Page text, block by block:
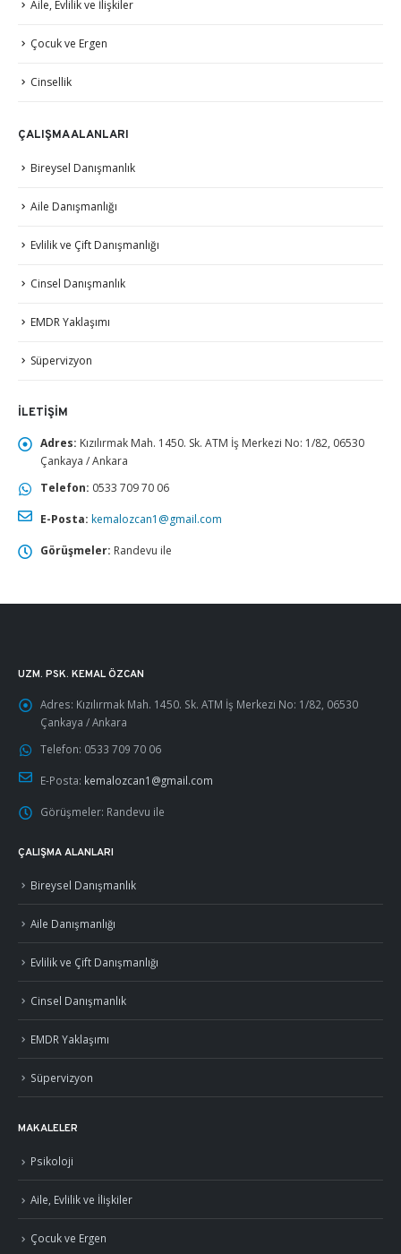
Aile, Evlilik ve İlişkiler
Çocuk ve Ergen
Cinsellik
ÇALIŞMA ALANLARI
Bireysel Danışmanlık
Aile Danışmanlığı
Evlilik ve Çift Danışmanlığı
Cinsel Danışmanlık
EMDR Yaklaşımı
Süpervizyon
İLETIŞIM
Adres: Kızılırmak Mah. 1450. Sk. ATM İş Merkezi No: 1/82, 06530
Çankaya / Ankara
Telefon: 0533 709 70 06
E-Posta: kemalozcan1@gmail.com
Görüşmeler: Randevu ile
UZM. PSK. KEMAL ÖZCAN
Adres: Kızılırmak Mah. 1450. Sk. ATM İş Merkezi No: 1/82, 06530
Çankaya / Ankara
Telefon: 0533 709 70 06
E-Posta: kemalozcan1@gmail.com
Görüşmeler: Randevu ile
ÇALIŞMA ALANLARI
Bireysel Danışmanlık
Aile Danışmanlığı
Evlilik ve Çift Danışmanlığı
Cinsel Danışmanlık
EMDR Yaklaşımı
Süpervizyon
MAKALELER
Psikoloji
Aile, Evlilik ve İlişkiler
Çocuk ve Ergen